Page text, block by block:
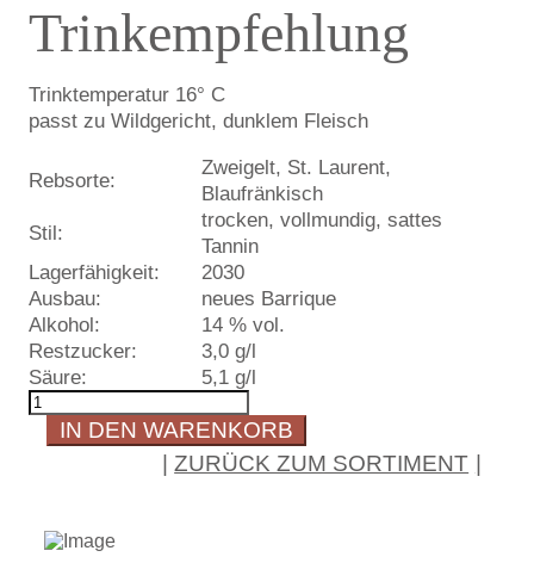
Trinkempfehlung
Trinktemperatur 16° C
passt zu Wildgericht, dunklem Fleisch
Rebsorte:
Zweigelt, St. Laurent,
Blaufränkisch
Stil:
trocken, vollmundig, sattes
Tannin
Lagerfähigkeit:
2030
Ausbau:
neues Barrique
Alkohol:
14 % vol.
Restzucker:
3,0 g/l
Säure:
5,1 g/l
Ganta
2021
MengeIN DEN WARENKORB
ZURÜCK ZUM SORTIMENT